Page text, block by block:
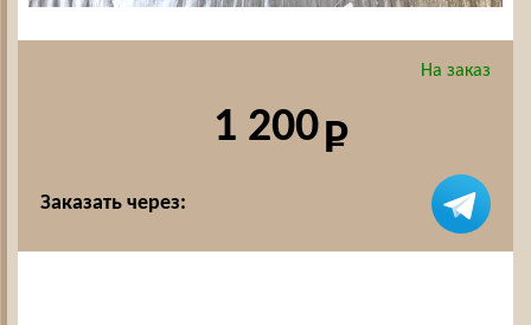
На заказ
1 200
Заказать через: